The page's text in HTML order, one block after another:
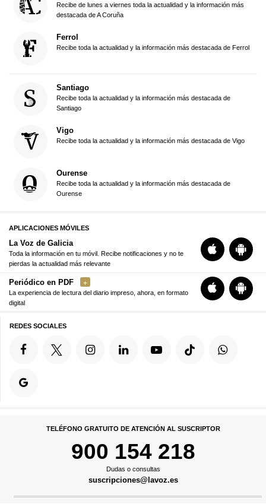
Recibe de lunes a viernes toda la actualidad y la información más
destacada de A Coruña
Ferrol
Recibe toda la actualidad y la información más destacada de Ferrol
Santiago
Recibe toda la actualidad y la información más destacada de
Santiago
Vigo
Recibe toda la actualidad y la información más destacada de Vigo
Ourense
Recibe toda la actualidad y la información más destacada de
Ourense
APLICACIONES MÓVILES
La Voz de Galicia
Toda la información en tu móvil. Recibe notificaciones y no te
pierdas la actualidad más relevante
Periódico en PDF
La experiencia de lectura del diario impreso, ahora, en formato
digital
REDES SOCIALES
TELÉFONO GRATUITO DE ATENCIÓN AL SUSCRIPTOR
900 154 218
Dudas o consultas
suscripciones@lavoz.es